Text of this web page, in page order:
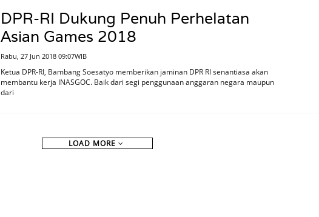
DPR-RI Dukung Penuh Perhelatan
Asian Games 2018
Rabu, 27 Jun 2018 09:07WIB
Ketua DPR-RI, Bambang Soesatyo memberikan jaminan DPR RI senantiasa akan
membantu kerja INASGOC. Baik dari segi penggunaan anggaran negara maupun
dari
LOAD MORE